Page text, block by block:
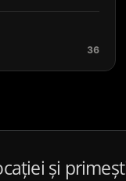
36
și